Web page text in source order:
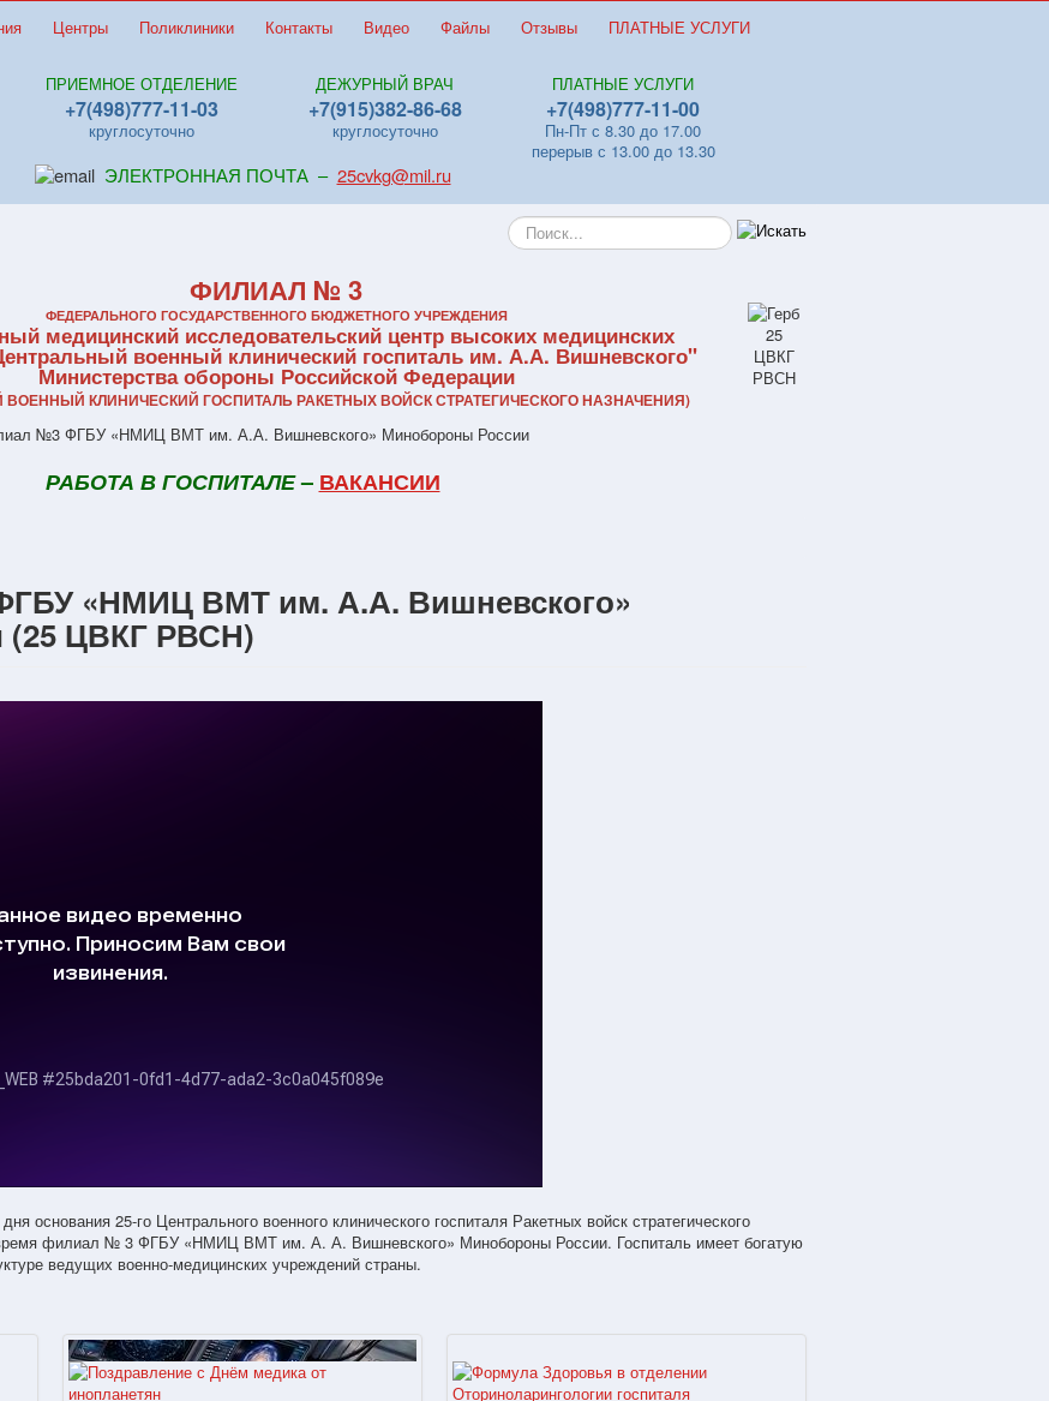
Центры Поликлиники Контакты Видео Файлы Отзывы ПЛАТНЫЕ УСЛУГИ
ПРИЕМНОЕ ОТДЕЛЕНИЕ
+7(498)777-11-03
круглосуточно
ДЕЖУРНЫЙ ВРАЧ
+7(915)382-86-68
круглосуточно
ПЛАТНЫЕ УСЛУГИ
+7(498)777-11-00
Пн-Пт с 8.30 до 17.00
перерыв с 13.00 до 13.30
ЭЛЕКТРОННАЯ ПОЧТА – 25cvkg@mil.ru
Искать...
ФИЛИАЛ № 3
ФЕДЕРАЛЬНОГО ГОСУДАРСТВЕННОГО БЮДЖЕТНОГО УЧРЕЖДЕНИЯ
медицинский исследовательский центр высоких медицинских
военный клинический госпиталь им. А.А. Вишневского"
Министерства обороны Российской Федерации
ВОЕННЫЙ КЛИНИЧЕСКИЙ ГОСПИТАЛЬ РАКЕТНЫХ ВОЙСК СТРАТЕГИЧЕСКОГО НАЗНАЧЕНИЯ)
РАБОТА В ГОСПИТАЛЕ– ВАКАНСИИ
«НМИЦ ВМТ им. А.А. Вишневского»
ЦВКГ РВСН)
основания 25-го Центрального военного клинического госпиталя Ракетных войск стратегического
филиал № 3 ФГБУ «НМИЦ ВМТ им. А. А. Вишневского» Минобороны России. Госпиталь имеет богатую
ведущих военно-медицинских учреждений страны.